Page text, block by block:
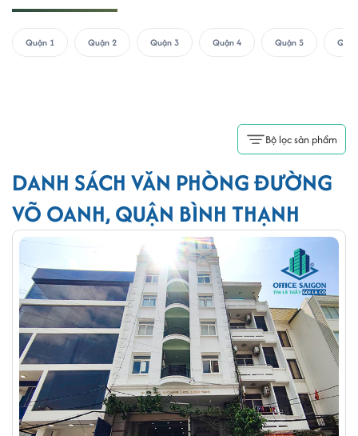
Quận 1 Quận 2 Quận 3 Quận 4 Quận 5
Bộ lọc sản phẩm
DANH SÁCH VĂN PHÒNG ĐƯỜNG
VÕ OANH, QUẬN BÌNH THẠNH